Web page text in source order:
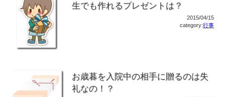
生でも作れるプレゼントは？
2015/04/15
category:行事
お歳暮を入院中の相手に贈るのは失
礼なの！？